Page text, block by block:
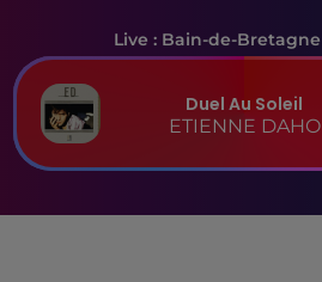
Live : Bain-de-Bretagne
Duel Au Soleil
ETIENNE DAHO